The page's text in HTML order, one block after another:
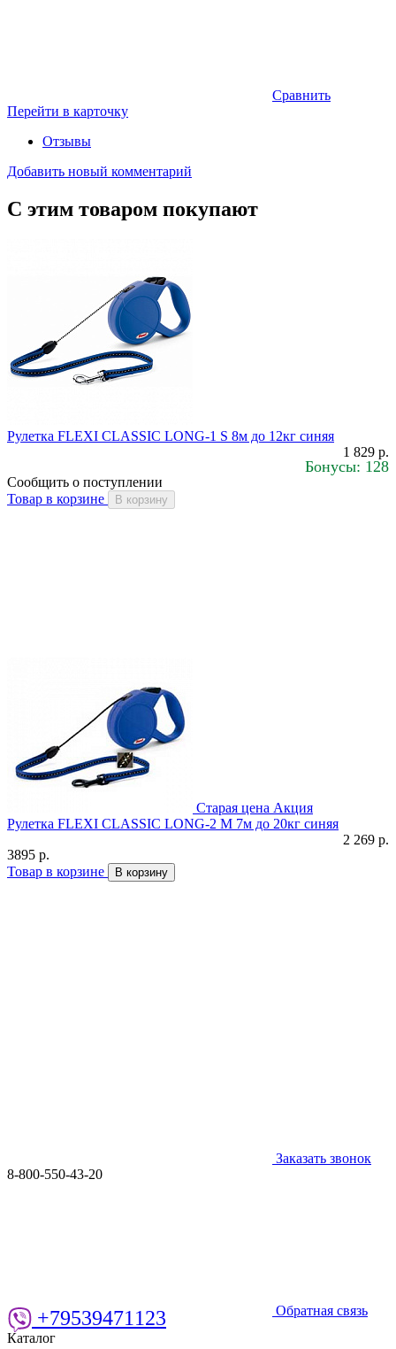
Сравнить
Перейти в карточку
Отзывы
Добавить новый комментарий
С этим товаром покупают
Рулетка FLEXI CLASSIC LONG-1 S 8м до 12кг синяя
1 829 р.
Бонусы: 128
Сообщить о поступлении
Товар в корзине
В корзину
Старая цена Акция
Рулетка FLEXI CLASSIC LONG-2 М 7м до 20кг синяя
2 269 р.
3895 р.
Товар в корзине
В корзину
Заказать звонок
8-800-550-43-20
Обратная связь
+79539471123
Каталог